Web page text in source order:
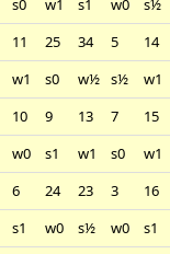
s0 w1 s1 w0
s½
11 25 34 5
14
w1 s0 w½ s½
w1
10 9 13 7
15
w0 s1 w1 s0
w1
6 24 23 3
16
s1 w0 s½ w0
s1